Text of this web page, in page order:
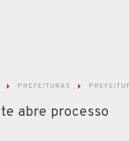
PREFEITURAS
abre processo